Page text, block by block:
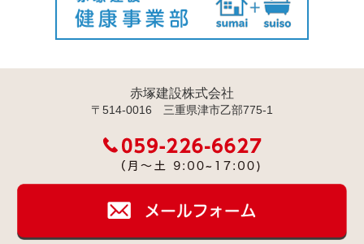
赤塚建設株式会社
〒514-0016 三重県津市乙部775-1